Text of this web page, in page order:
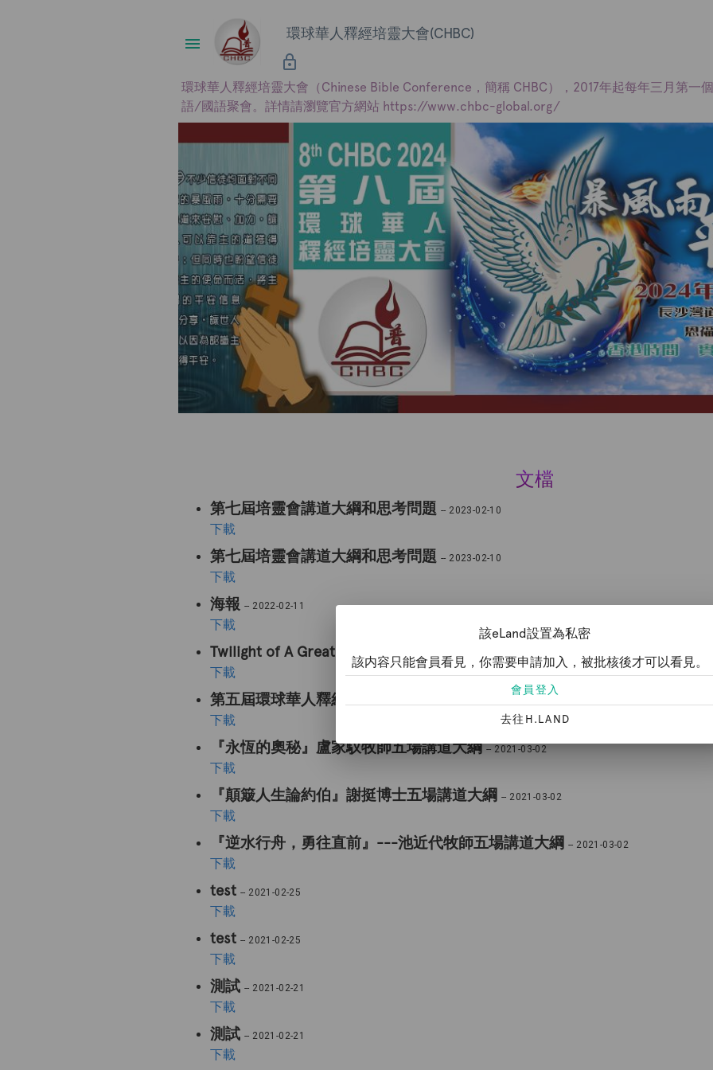
環球華人釋經培靈大會(CHBC)
環球華人釋經培靈大會（Chinese Bible Conference，簡稱 CHBC），2017年起每年三月第一
語/國語聚會。詳情請瀏覽官方網站 https://www.chbc-global.org/
文檔
第七屆培靈會講道大綱和思考問題 -- 2023-02-10
下載
第七屆培靈會講道大綱和思考問題 -- 2023-02-10
下載
海報 -- 2022-02-11
下載
Twilight of A Great Civilization 《一個偉大文明的垂暮》 -- 2021-03-05
下載
第五屆環球華人釋經培靈大會講道大綱合集PDF文件
下載
『永恆的奧秘』盧家馼牧師五場講道大綱-- 2021-03-02
下載
『顛簸人生論約伯』謝挺博士五場講道大綱 -- 2021-03-02
下載
『逆水行舟，勇往直前』---池近代牧師五場講道大綱 -- 2021-03-02
下載
test -- 2021-02-25
下載
test -- 2021-02-25
下載
測試 -- 2021-02-21
下載
測試 -- 2021-02-21
下載
該eLand設置為私密
該内容只能會員看見，你需要申請加入，被批核後才可以看見。
會員登入
去往H.LAND